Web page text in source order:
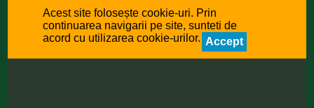
Acest site folosește cookie-uri. Prin
continuarea navigarii pe site, sunteti de
acord cu utilizarea cookie-urilor. Accept